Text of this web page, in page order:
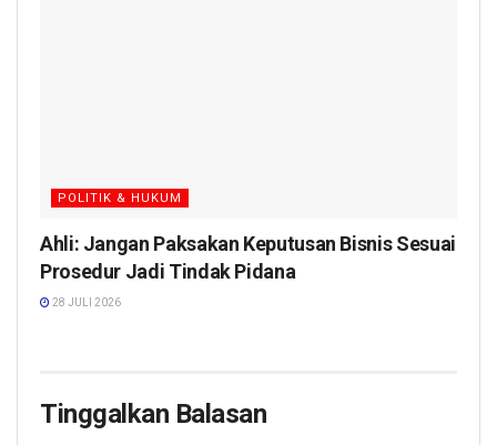
POLITIK & HUKUM
Ahli: Jangan Paksakan Keputusan Bisnis Sesuai
Prosedur Jadi Tindak Pidana
28 JULI 2026
Tinggalkan Balasan